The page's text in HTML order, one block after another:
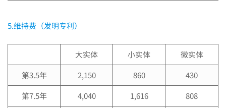
5.维持费（发明专利）
大实体 小实体
微实体
第3.5年
2,150 860
430
第7.5年
4,040 1,616
808